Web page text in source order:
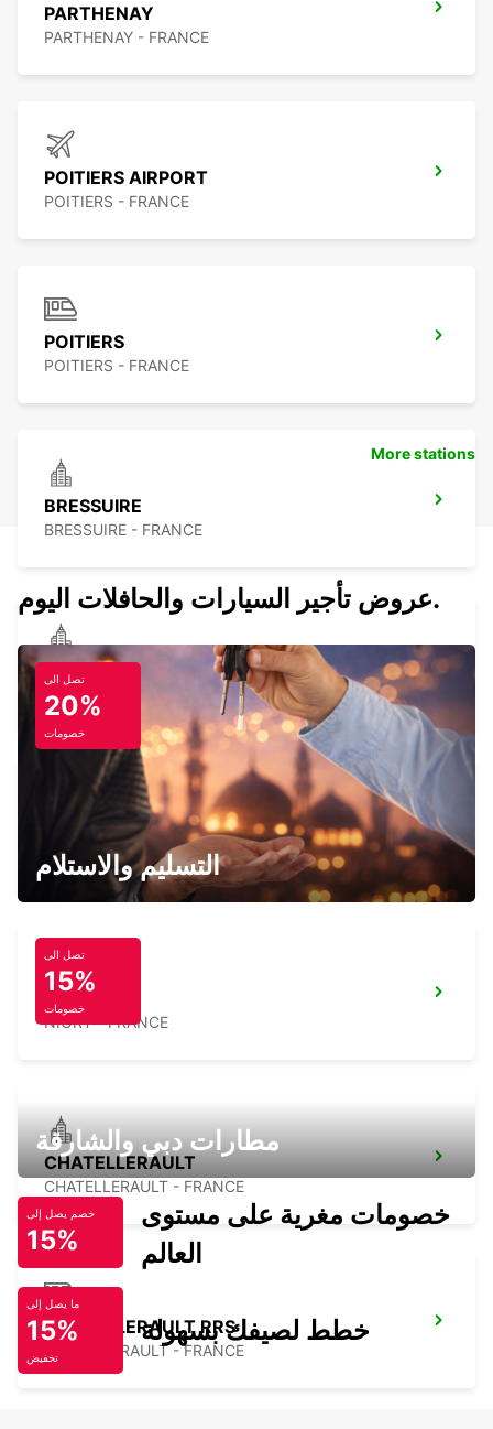
PARTHENAY
PARTHENAY - FRANCE
POITIERS AIRPORT
POITIERS - FRANCE
POITIERS
POITIERS - FRANCE
BRESSUIRE
BRESSUIRE - FRANCE
THOUARS
THOUARS - FRANCE
NIORT EST
NIORT - FRANCE
NIORT
NIORT - FRANCE
CHATELLERAULT
CHATELLERAULT - FRANCE
CHATELLERAULT RRS
CHATELLERAULT - FRANCE
More stations
عروض تأجير السيارات والحافلات اليوم.
تصل الى
20%
خصومات
التسليم والاستلام
تصل الى
15%
خصومات
مطارات دبي والشارقة
خصم يصل إلى
15%
خصومات مغرية على مستوى
العالم
ما يصل إلى
15%
تخفيض
خطط لصيفك بسهولة